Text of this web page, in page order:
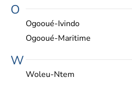
O
Ogooué-Ivindo
Ogooué-Maritime
W
Woleu-Ntem